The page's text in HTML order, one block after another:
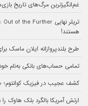
غم‌انگیزترین مرگ‌های تاریخ
هستند!
طرح بلندپروازانه ایلان ماسک
تمامی حساب‌های بانکی به‌نام
کشف عجیب در فیزیک کوانتوم؛
ارتش آمریکا بالگرد بلک هاوک